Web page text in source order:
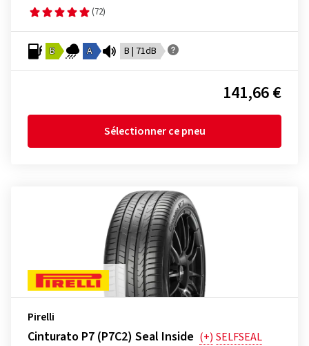
(72)
B A B | 71dB
141,66 €
Sélectionner ce pneu
Pirelli
Cinturato P7 (P7C2) Seal Inside (+) SELFSEAL